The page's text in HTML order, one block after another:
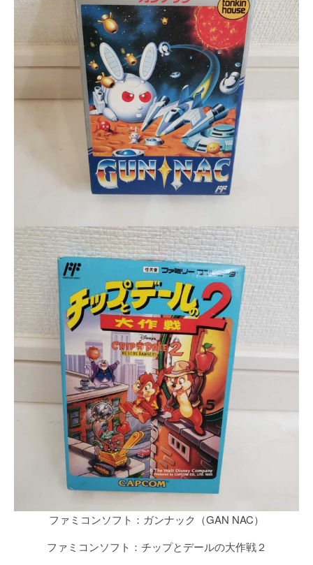
ファミコンソフト：ガンナック（GAN NAC）
ファミコンソフト：チップとデールの大作戦２